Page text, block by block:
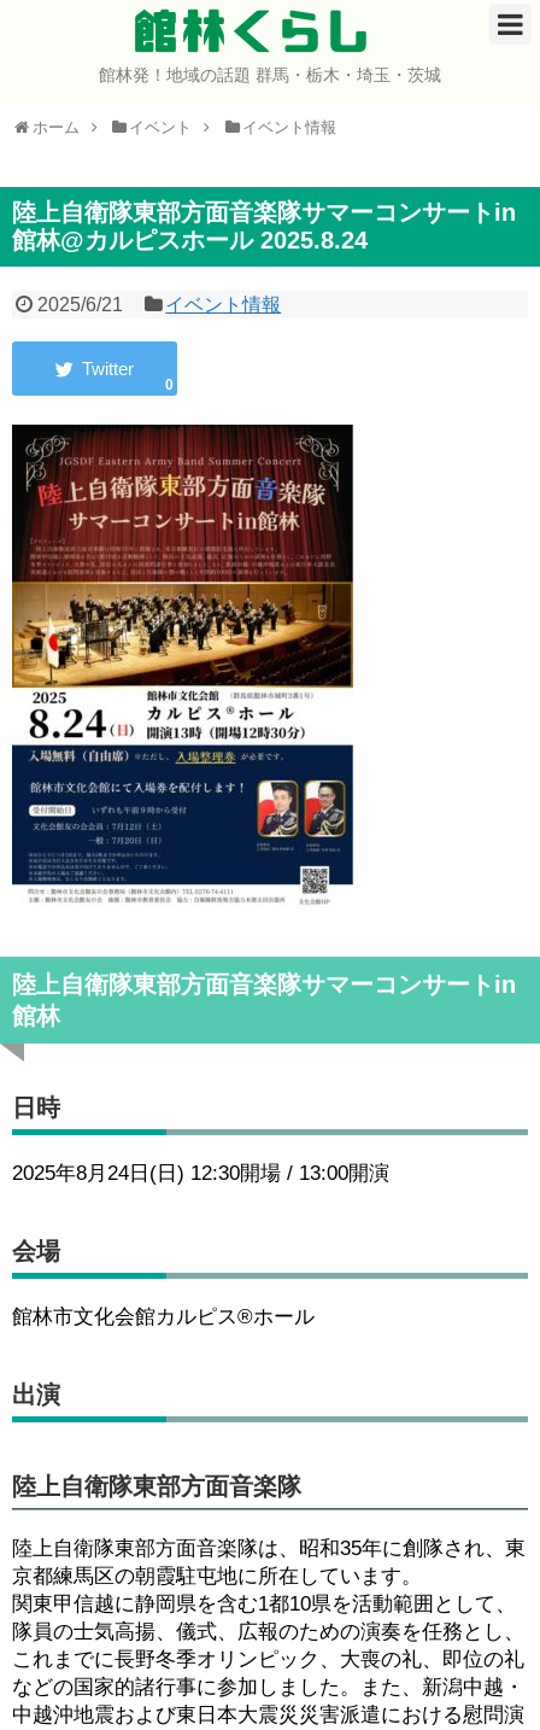
館林くらし
館林発！地域の話題 群馬・栃木・埼玉・茨城
ホーム イベント イベント情報
陸上自衛隊東部方面音楽隊サマーコンサートin
館林@カルピスホール 2025.8.24
2025/6/21 イベント情報
0
陸上自衛隊東部方面音楽隊サマーコンサートin
館林
日時
2025年8月24日(日) 12:30開場 / 13:00開演
会場
館林市文化会館カルピス®ホール
出演
陸上自衛隊東部方面音楽隊
陸上自衛隊東部方面音楽隊は、昭和35年に創隊され、東
京都練馬区の朝霞駐屯地に所在しています。
関東甲信越に静岡県を含む1都10県を活動範囲として、
隊員の士気高揚、儀式、広報のための演奏を任務とし、
これまでに長野冬季オリンピック、大喪の礼、即位の礼
などの国家的諸行事に参加しました。また、新潟中越・
中越沖地震および東日本大震災災害派遣における慰問演
ホーム
イベント
グルメ
コミュニティ
宇宙よりも遠い場所